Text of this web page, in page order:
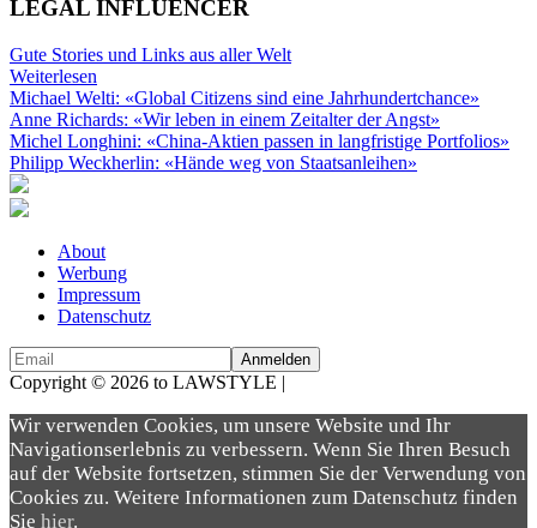
LEGAL INFLUENCER
Gute Stories und Links aus aller Welt
Weiterlesen
Michael Welti: «Global Citizens sind eine Jahrhundertchance»
Anne Richards: «Wir leben in einem Zeitalter der Angst»
Michel Longhini: «China-Aktien passen in langfristige Portfolios»
Philipp Weckherlin: «Hände weg von Staatsanleihen»
About
Werbung
Impressum
Datenschutz
Copyright © 2026 to LAWSTYLE |
Wir verwenden Cookies, um unsere Website und Ihr
Navigationserlebnis zu verbessern. Wenn Sie Ihren Besuch
auf der Website fortsetzen, stimmen Sie der Verwendung von
Cookies zu. Weitere Informationen zum Datenschutz finden
Sie hier.